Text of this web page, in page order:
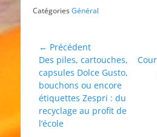
CatégoriesGénéral
Navigation
de
l’article
← Précédent
Article
précédent :
Des piles, cartouches,
capsules Dolce Gusto,
bouchons ou encore
étiquettes Zespri : du
recyclage au profit de
l’école